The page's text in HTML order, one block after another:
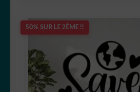
50% SUR LE 2ÈME !!